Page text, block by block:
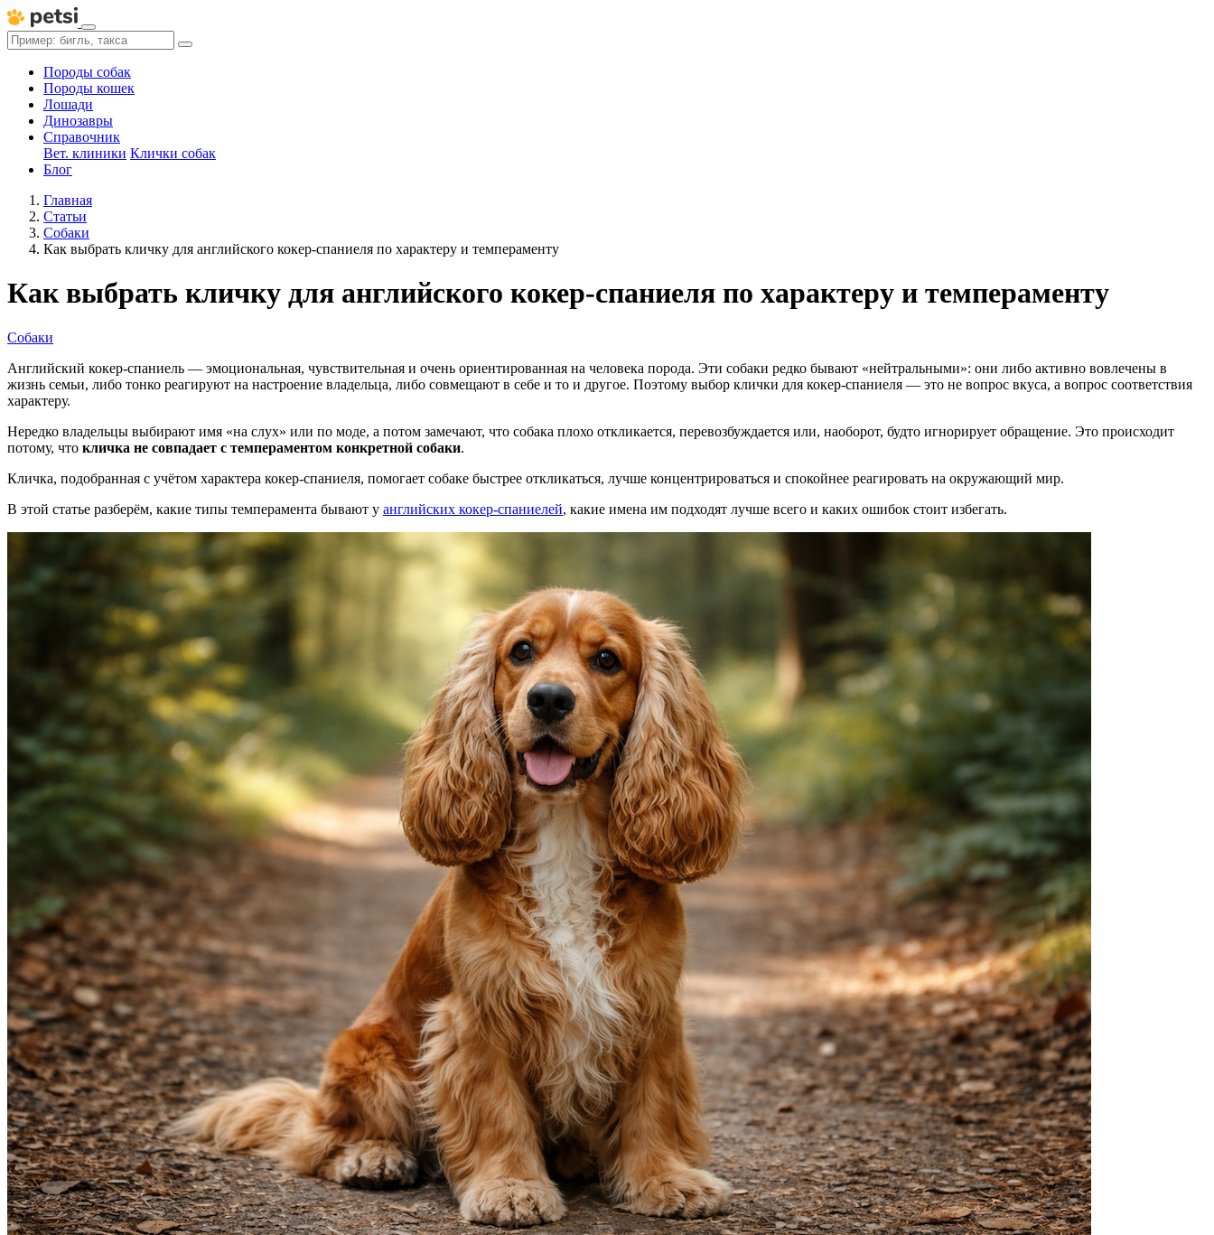
Породы собак
Породы кошек
Лошади
Динозавры
Справочник
Вет. клиники Клички собак
Блог
Главная
Статьи
Собаки
Как выбрать кличку для английского кокер-спаниеля по характеру и темпераменту
Как выбрать кличку для английского кокер-спаниеля по характеру и темпераменту
Собаки
Английский кокер-спаниель — эмоциональная, чувствительная и очень ориентированная на человека порода. Эти собаки редко бывают «нейтральными»: они либо активно вовлечены в
жизнь семьи, либо тонко реагируют на настроение владельца, либо совмещают в себе и то и другое. Поэтому выбор клички для кокер-спаниеля — это не вопрос вкуса, а вопрос соответствия
характеру.
Нередко владельцы выбирают имя «на слух» или по моде, а потом замечают, что собака плохо откликается, перевозбуждается или, наоборот, будто игнорирует обращение. Это происходит
потому, что кличка не совпадает с темпераментом конкретной собаки.
Кличка, подобранная с учётом характера кокер-спаниеля, помогает собаке быстрее откликаться, лучше концентрироваться и спокойнее реагировать на окружающий мир.
В этой статье разберём, какие типы темперамента бывают у английских кокер-спаниелей, какие имена им подходят лучше всего и каких ошибок стоит избегать.